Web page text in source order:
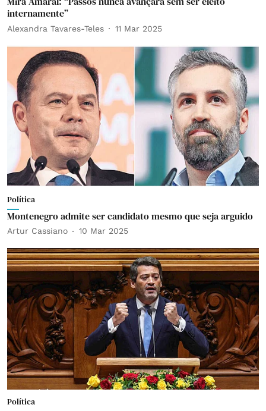
internamente”
Alexandra Tavares-Teles 11 Mar 2025
Política
Montenegro admite ser candidato mesmo que seja arguido
Artur Cassiano 10 Mar 2025
Política